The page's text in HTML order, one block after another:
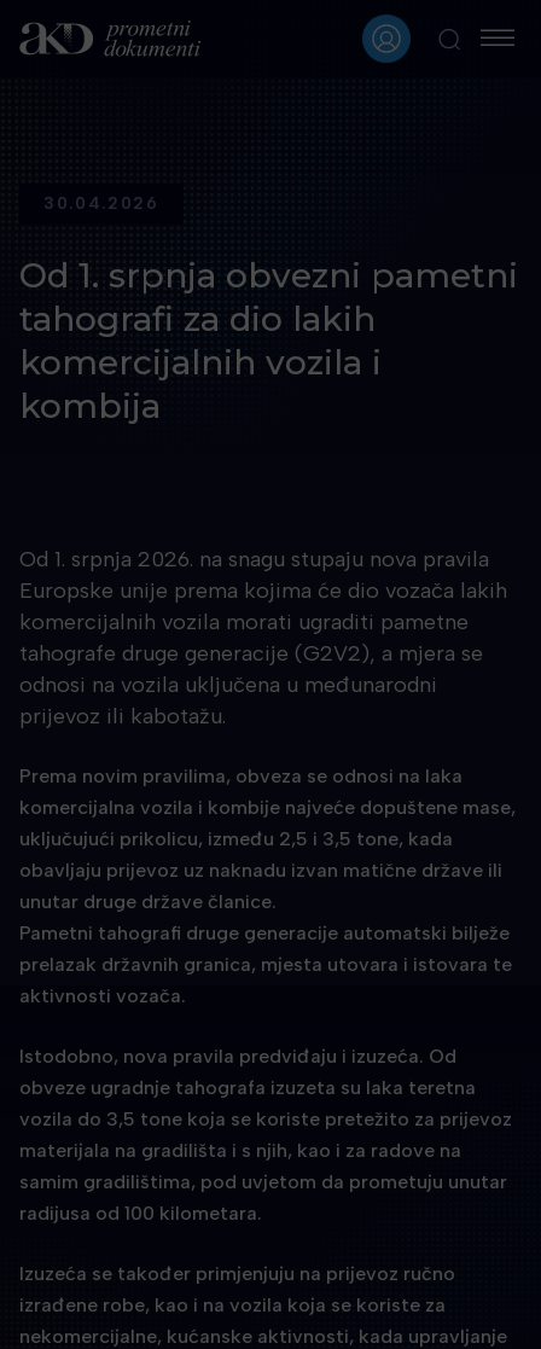
30.04.2026
Od 1. srpnja obvezni pametni
tahografi za dio lakih
komercijalnih vozila i
kombija
Od 1. srpnja 2026. na snagu stupaju nova pravila
Europske unije prema kojima će dio vozača lakih
komercijalnih vozila morati ugraditi pametne
tahografe druge generacije (G2V2), a mjera se
odnosi na vozila uključena u međunarodni
prijevoz ili kabotažu.
Prema novim pravilima, obveza se odnosi na laka
komercijalna vozila i kombije najveće dopuštene mase,
uključujući prikolicu, između 2,5 i 3,5 tone, kada
obavljaju prijevoz uz naknadu izvan matične države ili
unutar druge države članice.
Pametni tahografi druge generacije automatski bilježe
prelazak državnih granica, mjesta utovara i istovara te
aktivnosti vozača.
Istodobno, nova pravila predviđaju i izuzeća. Od
obveze ugradnje tahografa izuzeta su laka teretna
vozila do 3,5 tone koja se koriste pretežito za prijevoz
materijala na gradilišta i s njih, kao i za radove na
samim gradilištima, pod uvjetom da prometuju unutar
radijusa od 100 kilometara.
Izuzeća se također primjenjuju na prijevoz ručno
izrađene robe, kao i na vozila koja se koriste za
nekomercijalne, kućanske aktivnosti, kada upravljanje